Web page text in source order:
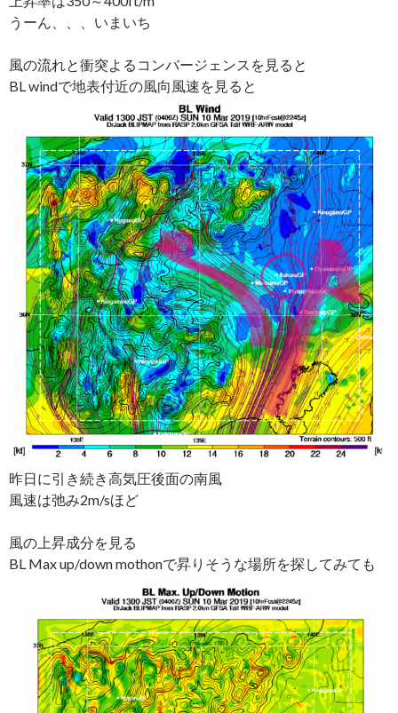
うーん、、、いまいち
風の流れと衝突よるコンバージェンスを見ると
BL windで地表付近の風向風速を見ると
昨日に引き続き高気圧後面の南風
風速は弛み2m/sほど
風の上昇成分を見る
BL Max up/down mothonで昇りそうな場所を探してみても